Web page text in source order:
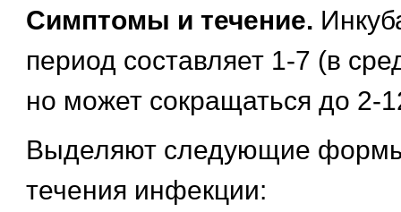
Симптомы и течение.
период составляет 1-7 (в
но может сокращаться до 2-
Выделяют следующие
течения инфекции: